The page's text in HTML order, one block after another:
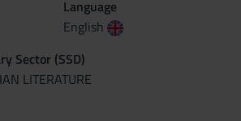
Language
English
Sector (SSD)
LITERATURE